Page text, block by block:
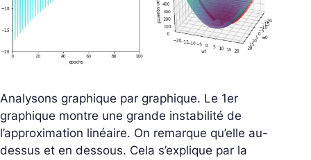
Analysons graphique par graphique. Le 1er
graphique montre une grande instabilité de
l’approximation linéaire. On remarque qu’elle au-
dessus et en dessous. Cela s’explique par la